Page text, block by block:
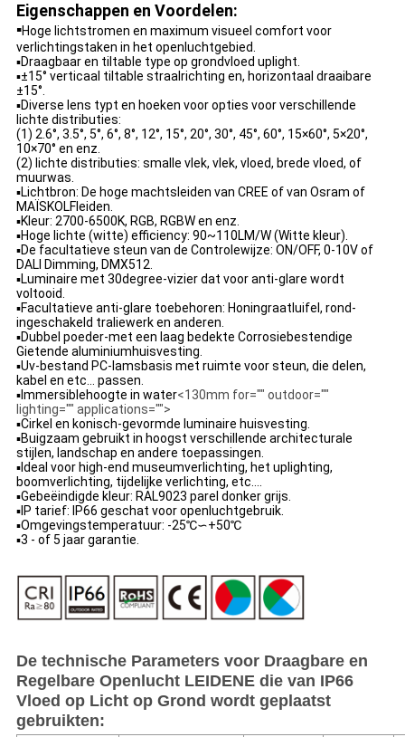
Eigenschappen en Voordelen:
▪Hoge lichtstromen en maximum visueel comfort voor
verlichtingstaken in het openluchtgebied.
▪Draagbaar en tiltable type op grondvloed uplight.
▪±15° verticaal tiltable straalrichting en, horizontaal draaibare
±15°.
▪Diverse lens typt en hoeken voor opties voor verschillende
lichte distributies:
(1) 2.6°, 3.5°, 5°, 6°, 8°, 12°, 15°, 20°, 30°, 45°, 60°, 15×60°, 5×20°,
10×70° en enz.
(2) lichte distributies: smalle vlek, vlek, vloed, brede vloed, of
muurwas.
▪Lichtbron: De hoge machtsleiden van CREE of van Osram of
MAÏSKOLFleiden.
▪Kleur: 2700-6500K, RGB, RGBW en enz.
▪Hoge lichte (witte) efficiency: 90~110LM/W (Witte kleur).
▪De facultatieve steun van de Controlewijze: ON/OFF, 0-10V of
DALI Dimming, DMX512.
▪Luminaire met 30degree-vizier dat voor anti-glare wordt
voltooid.
▪Facultatieve anti-glare toebehoren: Honingraatluifel, rond-
ingeschakeld traliewerk en anderen.
▪Dubbel poeder-met een laag bedekte Corrosiebestendige
Gietende aluminiumhuisvesting.
▪Uv-bestand PC-lamsbasis met ruimte voor steun, die delen,
kabel en etc… passen.
▪Immersiblehoogte in water<130mm for="" outdoor=""
lighting="" applications="">
▪Cirkel en konisch-gevormde luminaire huisvesting.
▪Buigzaam gebruikt in hoogst verschillende architecturale
stijlen, landschap en andere toepassingen.
▪ldeal voor high-end museumverlichting, het uplighting,
boomverlichting, tijdelijke verlichting, etc….
▪Gebeëindigde kleur: RAL9023 parel donker grijs.
▪IP tarief: IP66 geschat voor openluchtgebruik.
▪Omgevingstemperatuur: -25℃∽+50℃
▪3 - of 5 jaar garantie.
De technische Parameters voor Draagbare en
Regelbare Openlucht LEIDENE die van IP66
Vloed op Licht op Grond wordt geplaatst
gebruikten: